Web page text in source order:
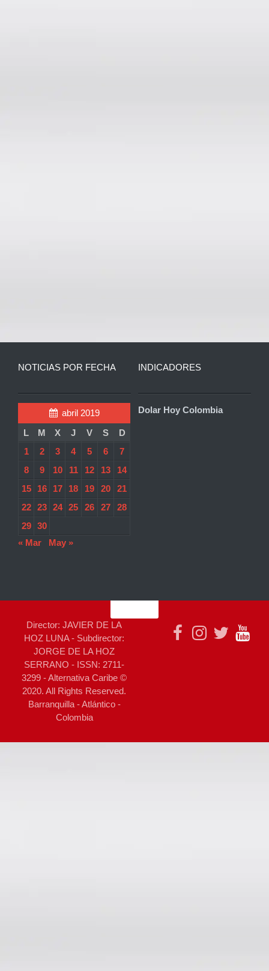
NOTICIAS POR FECHA
abril 2019
L
M X J V S
D
1
2 3 4 5 6
7
8
9 10 11 12 13
14
15
16 17 18 19 20
21
22
23 24 25 26 27
28
29
30
« Mar
May »
INDICADORES
Dolar Hoy Colombia
Director: JAVIER DE LA
HOZ LUNA - Subdirector:
JORGE DE LA HOZ
SERRANO - ISSN: 2711-
3299 - Alternativa Caribe ©
2020. All Rights Reserved.
Barranquilla - Atlántico -
Colombia